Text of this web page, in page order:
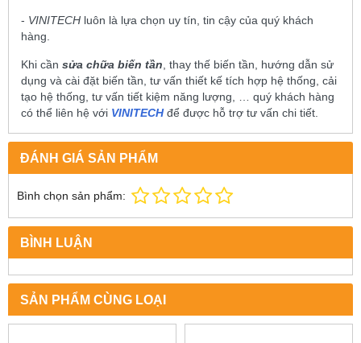
- VINITECH luôn là lựa chọn uy tín, tin cậy của quý khách
hàng.
Khi cần sửa chữa biến tần, thay thế biến tần, hướng dẫn sử
dụng và cài đặt biến tần, tư vấn thiết kế tích hợp hệ thống, cải
tạo hệ thống, tư vấn tiết kiệm năng lượng, … quý khách hàng
có thể liên hệ với VINITECHđể được hỗ trợ tư vấn chi tiết.
ĐÁNH GIÁ SẢN PHẨM
Bình chọn sản phẩm:
BÌNH LUẬN
SẢN PHẨM CÙNG LOẠI